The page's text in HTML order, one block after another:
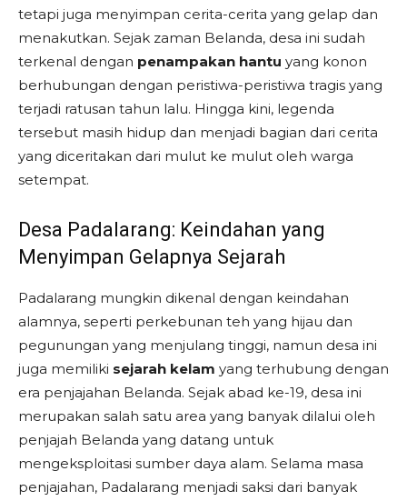
tetapi juga menyimpan cerita-cerita yang gelap dan
menakutkan. Sejak zaman Belanda, desa ini sudah
terkenal dengan penampakan hantu yang konon
berhubungan dengan peristiwa-peristiwa tragis yang
terjadi ratusan tahun lalu. Hingga kini, legenda
tersebut masih hidup dan menjadi bagian dari cerita
yang diceritakan dari mulut ke mulut oleh warga
setempat.
Desa Padalarang: Keindahan yang
Menyimpan Gelapnya Sejarah
Padalarang mungkin dikenal dengan keindahan
alamnya, seperti perkebunan teh yang hijau dan
pegunungan yang menjulang tinggi, namun desa ini
juga memiliki sejarah kelam yang terhubung dengan
era penjajahan Belanda. Sejak abad ke-19, desa ini
merupakan salah satu area yang banyak dilalui oleh
penjajah Belanda yang datang untuk
mengeksploitasi sumber daya alam. Selama masa
penjajahan, Padalarang menjadi saksi dari banyak